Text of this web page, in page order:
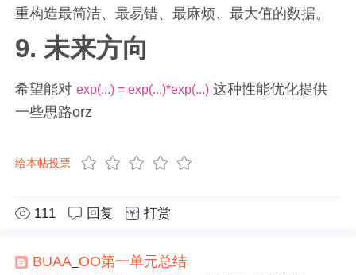
重构造最简洁、最易错、最麻烦、最大值的数据。
9. 未来方向
希望能对exp(...) = exp(...)*exp(...) 这种性能优化提供
一些思路orz
给本帖投票
111 回复 打赏
BUAA OO第一单元总结